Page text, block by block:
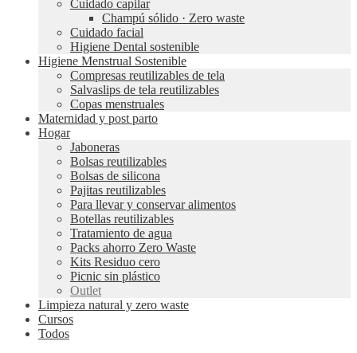
Cuidado capilar
Champú sólido · Zero waste
Cuidado facial
Higiene Dental sostenible
Higiene Menstrual Sostenible
Compresas reutilizables de tela
Salvaslips de tela reutilizables
Copas menstruales
Maternidad y post parto
Hogar
Jaboneras
Bolsas reutilizables
Bolsas de silicona
Pajitas reutilizables
Para llevar y conservar alimentos
Botellas reutilizables
Tratamiento de agua
Packs ahorro Zero Waste
Kits Residuo cero
Picnic sin plástico
Outlet
Limpieza natural y zero waste
Cursos
Todos